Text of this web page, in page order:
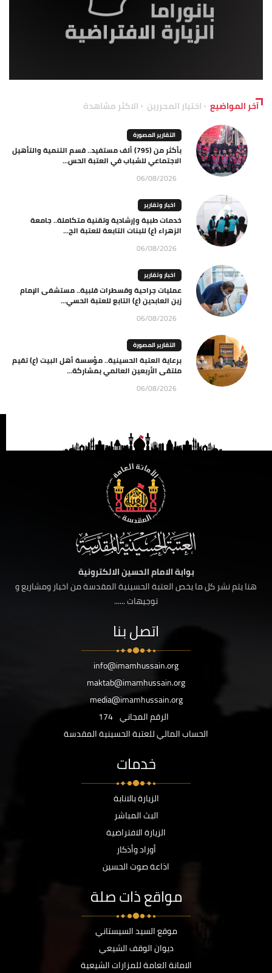
آخر المواضيع اختيار المحررين الاكثر مشاهدة
التقارير المصورة
بأكثر من (795) ألف مستفيد.. قسم التنمية والتأهيل
الاجتماعي للشباب في العتبة الحس...
06/08/2026
اخبار وتقارير
خدمات طبية وإرشادية وتقنية متكاملة.. جامعة
الزهراء (ع) للبنات التابعة للعتبة الح...
06/08/2026
اخبار وتقارير
عمليات جراحية وقسطرات قلبية.. مستشفى الإمام
زين العابدين (ع) التابع للعتبة الحسي...
06/08/2026
التقارير المصورة
برعاية العتبة الحسينية.. مؤسسة أهل البيت (ع) تقيم
ملتقى الأربعين العالمي بمشاركة...
06/08/2026
بوابة الامام الحسين الالكترونية
هنا يتم نشر كل ما يخص العتبة الحسينية المقدسة من اخبار ومشاريع و
توجيهات ......
اتصل بنا
info@imamhussain.org
maktab@imamhussain.org
media@imamhussain.org
الرقم المجاني 174
الحساب المالي للعتبة الحسينية المقدسة
خدمات
الزيارة بالانابة
البث المباشر
الزيارة الافتراضية
أوراد وأذكار
اذاعة صوت الحسين
مواقع ذات صلة
موقع السيد السيستاني
ديوان الوقف الشيعي
الامانة العامة للمزارات الشيعية